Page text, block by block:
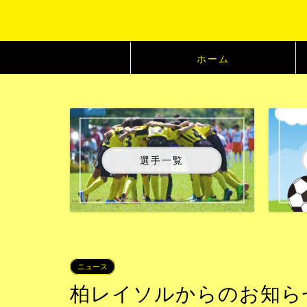
ホーム
選手一覧
ニュース
柏レイソルからのお知